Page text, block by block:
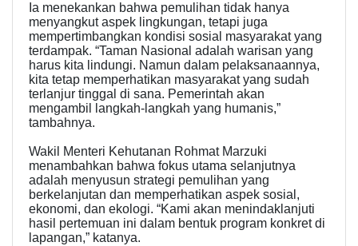
Ia menekankan bahwa pemulihan tidak hanya
menyangkut aspek lingkungan, tetapi juga
mempertimbangkan kondisi sosial masyarakat yang
terdampak. “Taman Nasional adalah warisan yang
harus kita lindungi. Namun dalam pelaksanaannya,
kita tetap memperhatikan masyarakat yang sudah
terlanjur tinggal di sana. Pemerintah akan
mengambil langkah-langkah yang humanis,”
tambahnya.
Wakil Menteri Kehutanan Rohmat Marzuki
menambahkan bahwa fokus utama selanjutnya
adalah menyusun strategi pemulihan yang
berkelanjutan dan memperhatikan aspek sosial,
ekonomi, dan ekologi. “Kami akan menindaklanjuti
hasil pertemuan ini dalam bentuk program konkret di
lapangan,” katanya.